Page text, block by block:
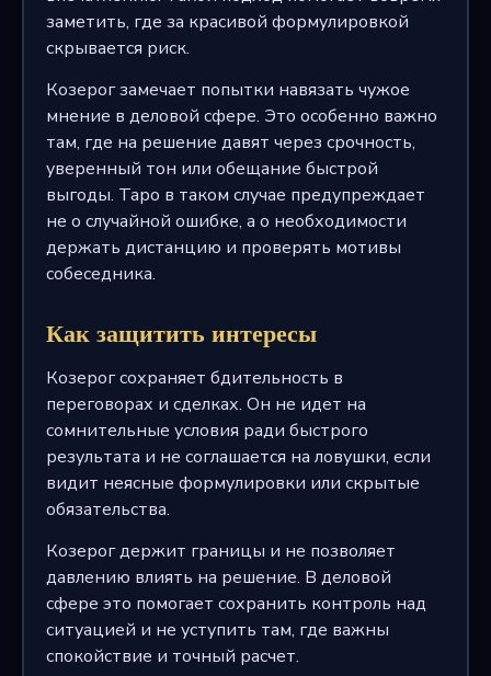
заметить, где за красивой формулировкой
скрывается риск.
Козерог замечает попытки навязать чужое
мнение в деловой сфере. Это особенно важно
там, где на решение давят через срочность,
уверенный тон или обещание быстрой
выгоды. Таро в таком случае предупреждает
не о случайной ошибке, а о необходимости
держать дистанцию и проверять мотивы
собеседника.
Как защитить интересы
Козерог сохраняет бдительность в
переговорах и сделках. Он не идет на
сомнительные условия ради быстрого
результата и не соглашается на ловушки, если
видит неясные формулировки или скрытые
обязательства.
Козерог держит границы и не позволяет
давлению влиять на решение. В деловой
сфере это помогает сохранить контроль над
ситуацией и не уступить там, где важны
спокойствие и точный расчет.